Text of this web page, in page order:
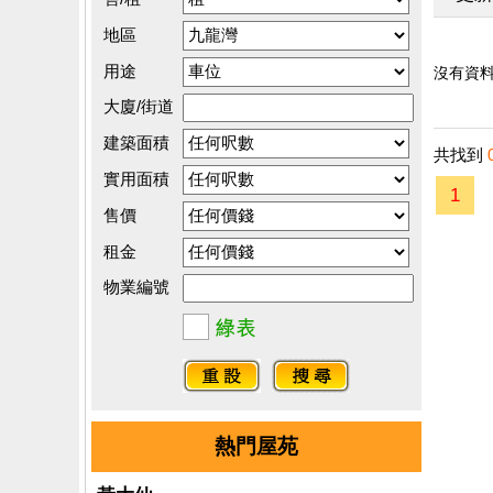
地區
用途
大廈/街道
建築面積
實用面積
售價
租金
物業編號
熱門屋苑
沒有資料
共找到
1